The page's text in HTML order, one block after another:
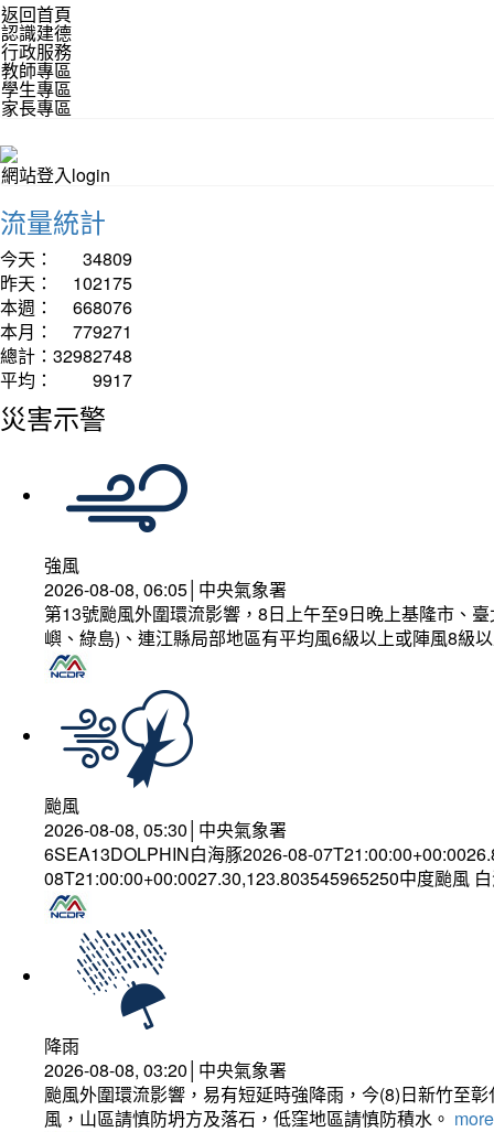
返回首頁
認識建德
行政服務
教師專區
學生專區
家長專區
網站登入login
流量統計
今天：
34809
昨天：
102175
本週：
668076
本月：
779271
總計： 32982748
平均：
9917
災害示警
強風
2026-08-08, 06:05│中央氣象署
第13號颱風外圍環流影響，8日上午至9日晚上基隆市、
嶼、綠島)、連江縣局部地區有平均風6級以上或陣風8級
颱風
2026-08-08, 05:30│中央氣象署
6SEA13DOLPHIN白海豚2026-08-
08T21:00:00+00:0027.30,123.803545965250中度颱風
降雨
2026-08-08, 03:20│中央氣象署
颱風外圍環流影響，易有短延時強降雨，今(8)日新竹至
風，山區請慎防坍方及落石，低窪地區請慎防積水。